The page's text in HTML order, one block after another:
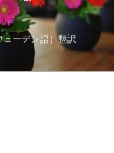
ーデン語）翻訳